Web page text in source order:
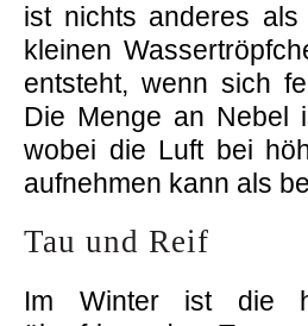
ist nichts anderes
kleinen
entsteht, wenn sich
Die Menge an Nebel
wobei die Luft bei
aufnehmen kann als
Tau und Reif
Im Winter ist die